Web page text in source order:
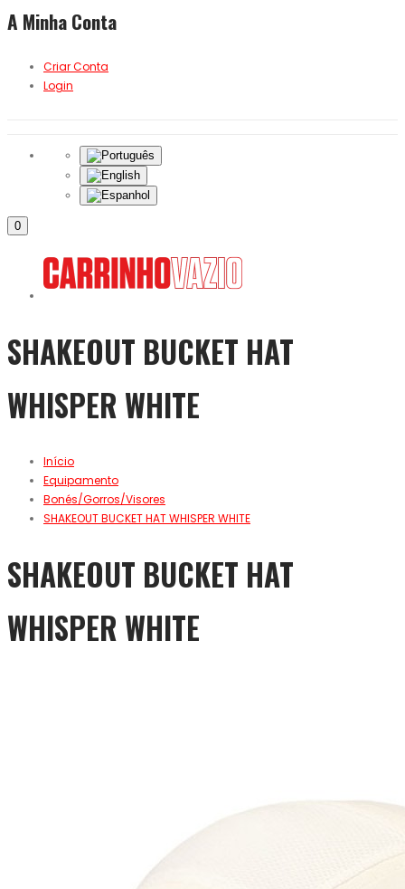
A Minha Conta
Criar Conta
Login
0
SHAKEOUT BUCKET HAT
WHISPER WHITE
Início
Equipamento
Bonés/Gorros/Visores
SHAKEOUT BUCKET HAT WHISPER WHITE
SHAKEOUT BUCKET HAT
WHISPER WHITE